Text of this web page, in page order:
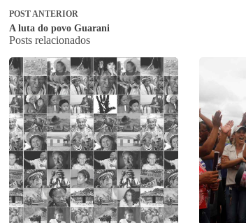
POSTANTERIOR
A luta do povo Guarani
Posts relacionados